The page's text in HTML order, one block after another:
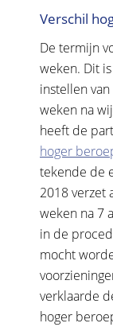
Verschil
De termijn
weken. Dit
instellen
weken na
heeft de
hoger
tekende de
2018 verzet
weken na 7
in de
mocht
verklaarde
hoger